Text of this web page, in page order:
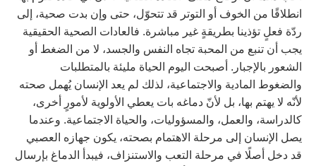
انطلاقًا من الخوف أو التوتر قد تتحوّل، حتى وإن بدت صحية، إلى
ردّة فعلٍ تؤذينا بطريقةٍ غير مباشرة. فالعادات الصحية الحقيقية
يجب أن تنبع من المحبة تجاه النفس والجسد، لا من الضغط أو
الشعور بالإجبار. أصبحت اليوم الحياة مليئة بالمتطلبات
والضغوط المادية والاجتماعية، لذلك لم يعد الإنسان يُهمل صحته
لأنّه لا يهتم بها، بل لأنّ دماغه بات يعطي الأولوية لأمورٍ أخرى،
كالدراسة، والعمل، والمسؤوليات، والحياة الاجتماعية. وعندما
يصل الإنسان إلى مرحلة الاهتمام بصحته، يكون جهازه العصبي
قد دخل أصلًا في مرحلة التعب والاستنزاف، فيبدأ الدماغ بإرسال